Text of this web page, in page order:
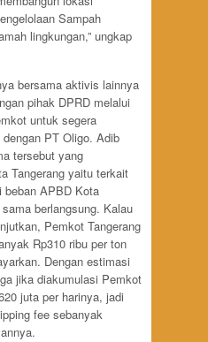
Sampah
lingkungan,” ungkap
bersama aktivis lainnya
pihak DPRD melalui
untuk segera
PT Oligo. Adib
tersebut yang
Tangerang yaitu terkait
beban APBD Kota
berlangsung. Kalau
Pemkot Tangerang
Rp310 ribu per ton
Dengan estimasi
jika diakumulasi Pemkot
juta per harinya, jadi
fee sebanyak